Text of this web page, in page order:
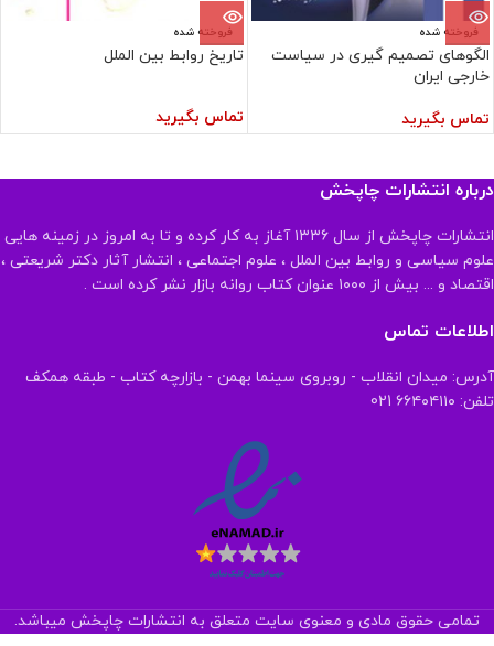
فروخته شده
الگوهای تصمیم گیری در سیاست
خارجی ایران
تماس بگیرید
فروخته شده
تاریخ روابط بین الملل
تماس بگیرید
درباره انتشارات چاپخش
انتشارات چاپخش از سال ۱۳۳۶ آغاز به کار کرده و تا به امروز در زمینه هایی
علوم سیاسی و روابط بین الملل ، علوم اجتماعی ، انتشار آثار دکتر شریعتی ،
اقتصاد و ... بیش از ۱۰۰۰ عنوان کتاب روانه بازار نشر کرده است .
اطلاعات تماس
آدرس: میدان انقلاب - روبروی سینما بهمن - بازارچه کتاب - طبقه همکف
تلفن: ۶۶۴۰۴۱۱۰ 021
تمامی حقوق مادی و معنوی سایت متعلق به انتشارات چاپخش میباشد.